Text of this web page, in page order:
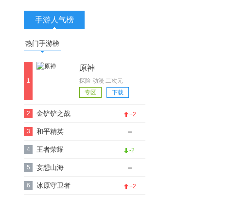
手游人气榜
热门手游榜
1
原神
探险 动漫 二次元
专区
下载
2 金铲铲之战 +2
3 和平精英
4 王者荣耀 -2
5 妄想山海
6 冰原守卫者 +2